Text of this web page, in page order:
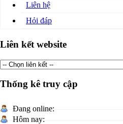
Liên hệ
Hỏi đáp
Liên kết website
Thống kê truy cập
Đang online:
Hôm nay: